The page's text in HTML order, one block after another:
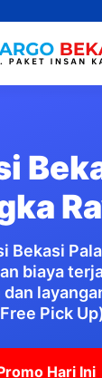
Bekasi
biaya
Pick
Hari Ini